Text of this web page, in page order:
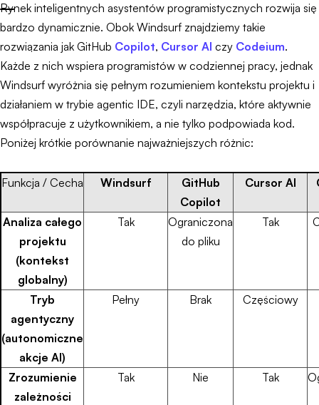
Rynek inteligentnych asystentów programistycznych rozwija się
bardzo dynamicznie. Obok Windsurf znajdziemy takie
rozwiązania jak GitHub Copilot, Cursor AI czy Codeium.
Każde z nich wspiera programistów w codziennej pracy, jednak
Windsurf wyróżnia się pełnym rozumieniem kontekstu projektu i
działaniem w trybie agentic IDE, czyli narzędzia, które aktywnie
współpracuje z użytkownikiem, a nie tylko podpowiada kod.
Poniżej krótkie porównanie najważniejszych różnic:
Funkcja / Cecha Windsurf
GitHub
Copilot
Cursor AI
Analiza całego
projektu
(kontekst
globalny)
Tak
Ograniczona
do pliku
Tak
Tryb
agentyczny
(autonomiczne
akcje AI)
Pełny Brak Częściowy
Zrozumienie
zależności
Tak Nie Tak